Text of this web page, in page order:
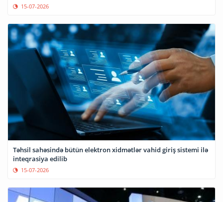
15-07-2026
Təhsil sahəsində bütün elektron xidmətlər vahid giriş sistemi ilə
inteqrasiya edilib
15-07-2026